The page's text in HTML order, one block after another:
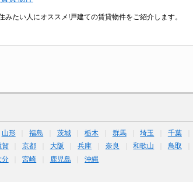
みたい人にオススメ!戸建ての賃貸物件をご紹介します。
山形 福島 茨城 栃木 群馬 埼玉 千葉
賀 京都 大阪 兵庫 奈良 和歌山 鳥取
分 宮崎 鹿児島 沖縄